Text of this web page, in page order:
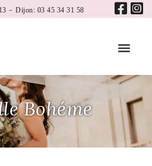
- Dijon: 03 45 34 31 58
Bohéme